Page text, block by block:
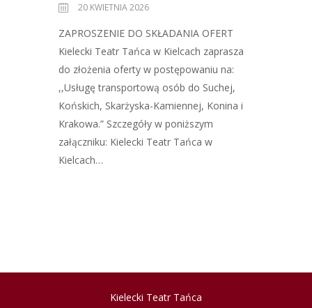
20 KWIETNIA 2026
ZAPROSZENIE DO SKŁADANIA OFERT
Kielecki Teatr Tańca w Kielcach zaprasza
do złożenia oferty w postępowaniu na:
,,Usługę transportową osób do Suchej,
Końskich, Skarżyska-Kamiennej, Konina i
Krakowa.” Szczegóły w poniższym
załączniku: Kielecki Teatr Tańca w
Kielcach…
Kielecki Teatr Tańca